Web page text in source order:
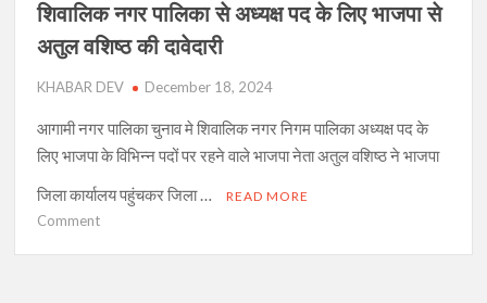
शिवालिक नगर पालिका से अध्यक्ष पद के लिए भाजपा से
अतुल वशिष्ठ की दावेदारी
KHABAR DEV December 18, 2024
आगामी नगर पालिका चुनाव मे शिवालिक नगर निगम पालिका अध्यक्ष पद के
लिए भाजपा के विभिन्न पदों पर रहने वाले भाजपा नेता अतुल वशिष्ठ ने भाजपा
जिला कार्यालय पहुंचकर जिला …
READ MORE
Commenton